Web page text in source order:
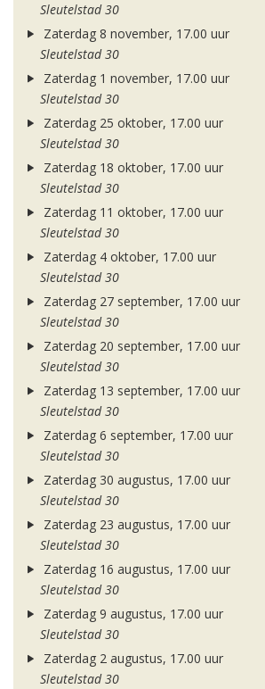
Sleutelstad 30
Zaterdag 8 november, 17.00 uur
Sleutelstad 30
Zaterdag 1 november, 17.00 uur
Sleutelstad 30
Zaterdag 25 oktober, 17.00 uur
Sleutelstad 30
Zaterdag 18 oktober, 17.00 uur
Sleutelstad 30
Zaterdag 11 oktober, 17.00 uur
Sleutelstad 30
Zaterdag 4 oktober, 17.00 uur
Sleutelstad 30
Zaterdag 27 september, 17.00 uur
Sleutelstad 30
Zaterdag 20 september, 17.00 uur
Sleutelstad 30
Zaterdag 13 september, 17.00 uur
Sleutelstad 30
Zaterdag 6 september, 17.00 uur
Sleutelstad 30
Zaterdag 30 augustus, 17.00 uur
Sleutelstad 30
Zaterdag 23 augustus, 17.00 uur
Sleutelstad 30
Zaterdag 16 augustus, 17.00 uur
Sleutelstad 30
Zaterdag 9 augustus, 17.00 uur
Sleutelstad 30
Zaterdag 2 augustus, 17.00 uur
Sleutelstad 30